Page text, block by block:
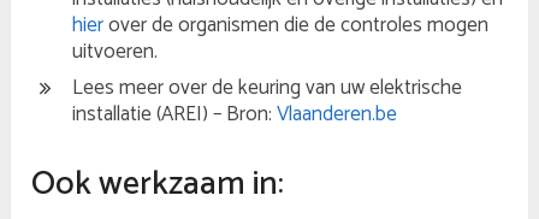
hierover de organismen die de controles mogen
uitvoeren.
Lees meer over de keuring van uw elektrische
installatie (AREI) – Bron:Vlaanderen.be
Ook werkzaam in: